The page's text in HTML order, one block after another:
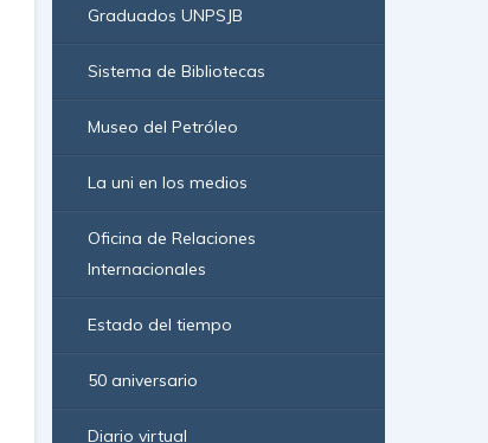
Graduados UNPSJB
Sistema de Bibliotecas
Museo del Petróleo
La uni en los medios
Oficina de Relaciones
Internacionales
Estado del tiempo
50 aniversario
Diario virtual